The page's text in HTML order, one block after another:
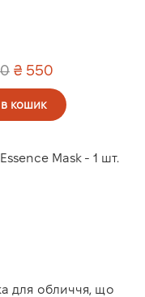
₴ 550
кошик
Mask - 1 шт.
для обличчя, що